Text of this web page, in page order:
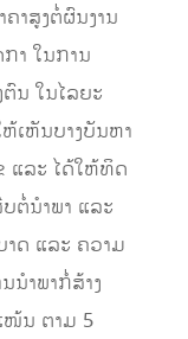
າສູງຕໍ່ຜົນງານ
າ ໃນການ
ນ ໃນໄລຍະ
ເຫັນບາງບັນຫາ
ແລະ ໄດ້ໃຫ້ທິດ
ຕໍ່ນຳພາ ແລະ
ດ ແລະ ຄວາມ
ຳພາກໍ່ສ້າງ
ນ ຕາມ 5